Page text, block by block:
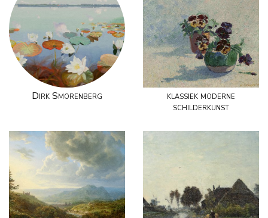
Dirk Smorenberg
klassiek moderne
schilderkunst